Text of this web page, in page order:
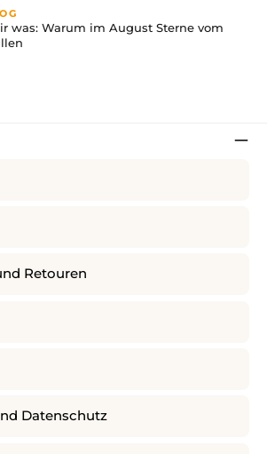
was: Warum im August Sterne vom
Retouren
Datenschutz